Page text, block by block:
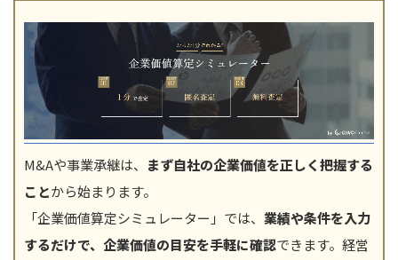
M&Aや事業承継は、 まず自社の企業価値を正しく把握する
ことから始まります。
「企業価値算定シミュレーター」では、 業績や条件を入力
するだけで、企業価値の目安を手軽に確認できます。経営